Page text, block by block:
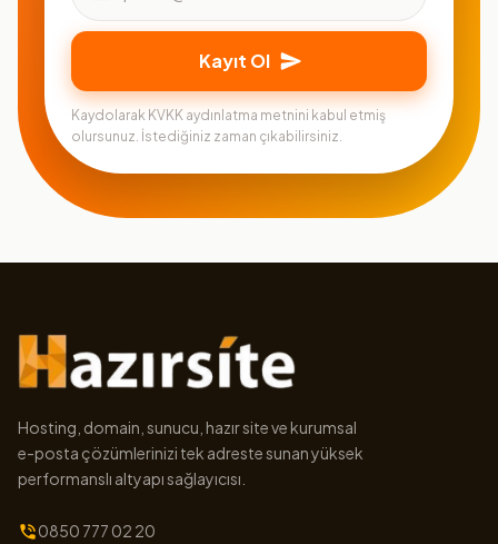
Kayıt Ol
Kaydolarak KVKK aydınlatma metnini kabul etmiş
olursunuz. İstediğiniz zaman çıkabilirsiniz.
Hosting, domain, sunucu, hazır site ve kurumsal
e-posta çözümlerinizi tek adreste sunan yüksek
performanslı altyapı sağlayıcısı.
0850 777 02 20